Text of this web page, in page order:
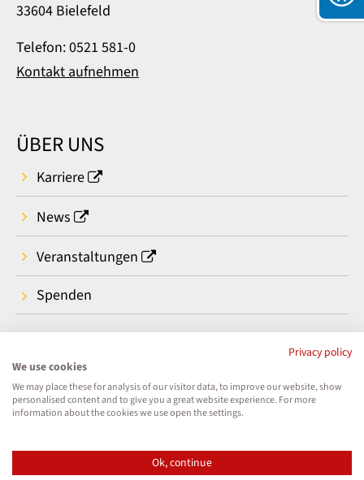
33604 Bielefeld
Telefon: 0521 581-0
Kontakt aufnehmen
ÜBER UNS
Karriere
News
Veranstaltungen
Spenden
Privacy policy
We use cookies
We may place these for analysis of our visitor data, to improve our website, show
personalised content and to give you a great website experience. For more
information about the cookies we use open the settings.
Ok, continue